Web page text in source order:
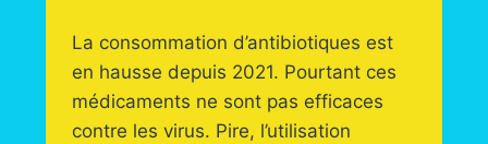
La consommation d’antibiotiques est
en hausse depuis 2021. Pourtant ces
médicaments ne sont pas efficaces
contre les virus. Pire, l’utilisation